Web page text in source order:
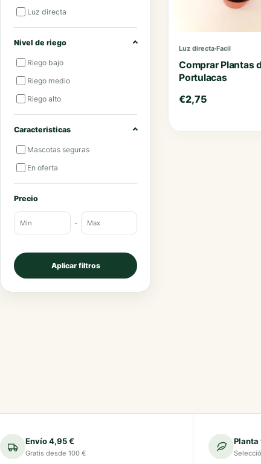
Luz directa
Nivel de riego
Riego bajo
Riego medio
Riego alto
Caracteristicas
Mascotas seguras
En oferta
Precio
-
Aplicar filtros
Luz directa·Facil
Comprar Plantas
Portulacas
€2,75
Envío 4,95 €
Gratis desde 100 €
Planta